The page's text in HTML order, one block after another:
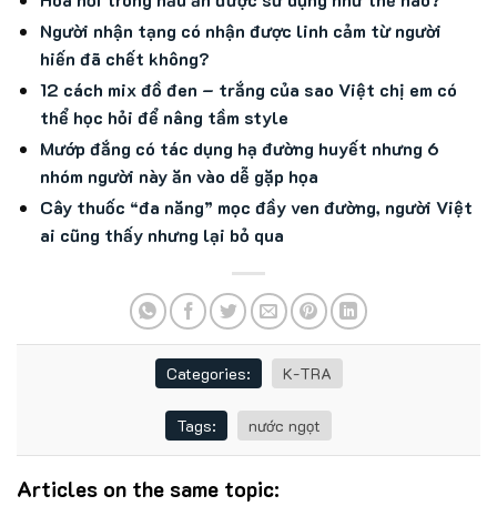
Người nhận tạng có nhận được linh cảm từ người
hiến đã chết không?
12 cách mix đồ đen – trắng của sao Việt chị em có
thể học hỏi để nâng tầm style
Mướp đắng có tác dụng hạ đường huyết nhưng 6
nhóm người này ăn vào dễ gặp họa
Cây thuốc “đa năng” mọc đầy ven đường, người Việt
ai cũng thấy nhưng lại bỏ qua
Categories: K-TRA
Tags: nước ngọt
Articles on the same topic: